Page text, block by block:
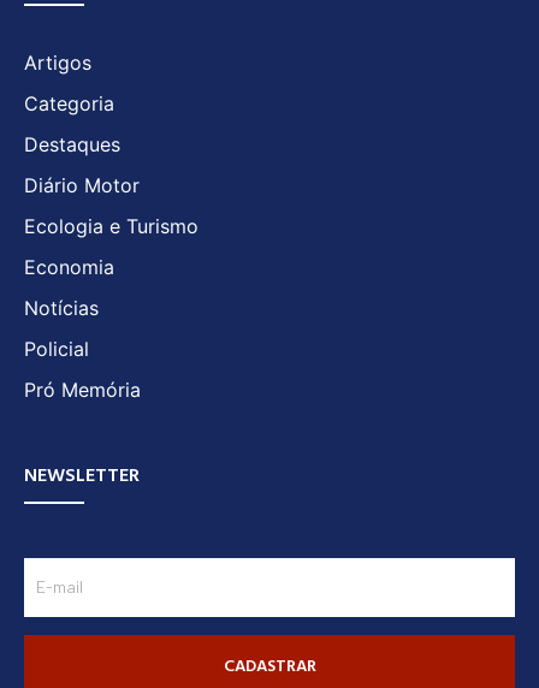
Artigos
Categoria
Destaques
Diário Motor
Ecologia e Turismo
Economia
Notícias
Policial
Pró Memória
NEWSLETTER
CADASTRAR